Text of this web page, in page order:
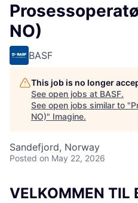
NO)
BASF
This job is no longer
See open jobs at BASF.
See open jobs similar to "
NO)" Imagine.
Sandefjord, Norway
Posted on May 22, 2026
VELKOMMEN TIL